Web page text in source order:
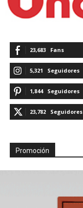
23,683 Fans
5,321 Seguidores
1,844 Seguidores
23,782 Seguidores
Promoción